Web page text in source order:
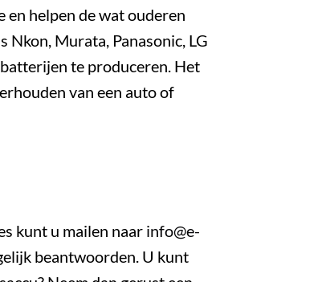
en helpen de wat ouderen
Murata, Panasonic, LG
te produceren. Het
van een auto of
kunt u mailen naar info@e-
beantwoorden. U kunt